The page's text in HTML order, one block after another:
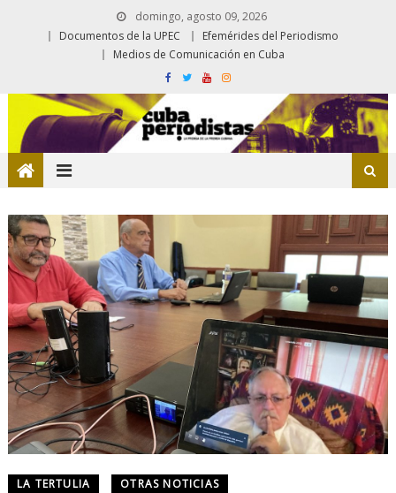
domingo, agosto 09, 2026
Documentos de la UPEC
Efemérides del Periodismo
Medios de Comunicación en Cuba
LA TERTULIA OTRAS NOTICIAS